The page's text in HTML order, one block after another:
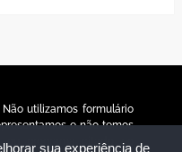
sua experiência de
utilizamos formulário
e não temos
ou programa citado no